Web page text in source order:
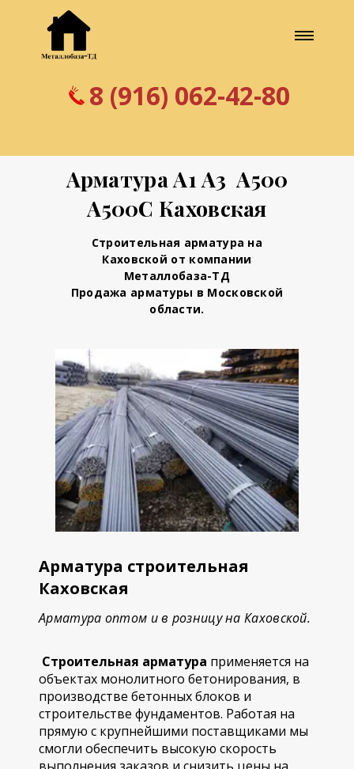
8 (916) 062-42-80
Арматура А1 А3 А500
А500С Каховская
Строительная арматура на
Каховской от компании
Металлобаза-ТД
Продажа арматуры в Московской
области.
Арматура строительная
Каховская
Арматура оптом и в розницу на Каховской.
Строительная арматура применяется на
объектах монолитного бетонирования, в
производстве бетонных блоков и
строительстве фундаментов. Работая на
прямую с крупнейшими поставщиками мы
смогли обеспечить высокую скорость